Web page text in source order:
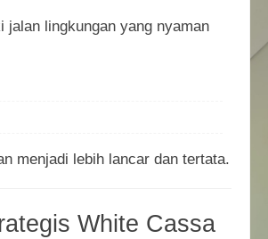
jalan lingkungan yang nyaman
menjadi lebih lancar dan tertata.
White Cassa